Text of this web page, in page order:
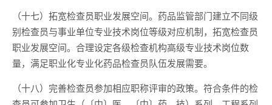
（十七）拓宽检查员职业发展空间。药品监管部门建立不同级
别检查员与事业单位专业技术岗位等级对应机制，拓宽检查员
职业发展空间。合理设定各级检查机构高级专业技术岗位数
量，满足职业化专业化药品检查员队伍发展需要。
（十八）完善检查员参加相应职称评审的政策。符合条件的检